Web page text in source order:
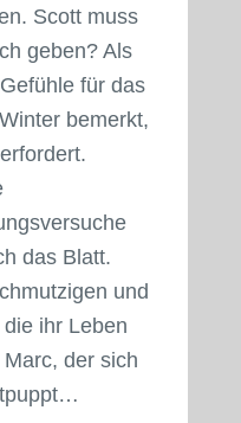
Scott muss
geben? Als
für das
bemerkt,
das Blatt.
und
ihr Leben
der sich